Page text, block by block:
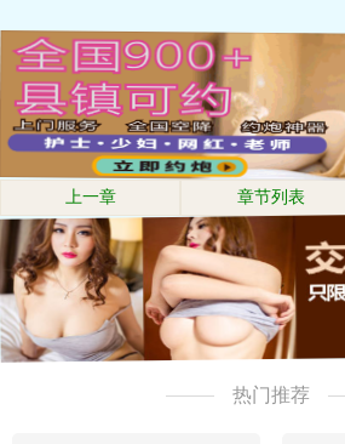
上一章 章节列表
热门推荐